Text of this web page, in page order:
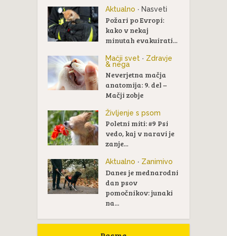
Aktualno • Nasveti
Požari po Evropi:
kako v nekaj
minutah evakuirati...
Mačji svet • Zdravje
& nega
Neverjetna mačja
anatomija: 9. del –
Mačji zobje
Življenje s psom
Poletni miti: #9 Psi
vedo, kaj v naravi je
zanje...
Aktualno • Zanimivo
Danes je mednarodni
dan psov
pomočnikov: junaki
na...